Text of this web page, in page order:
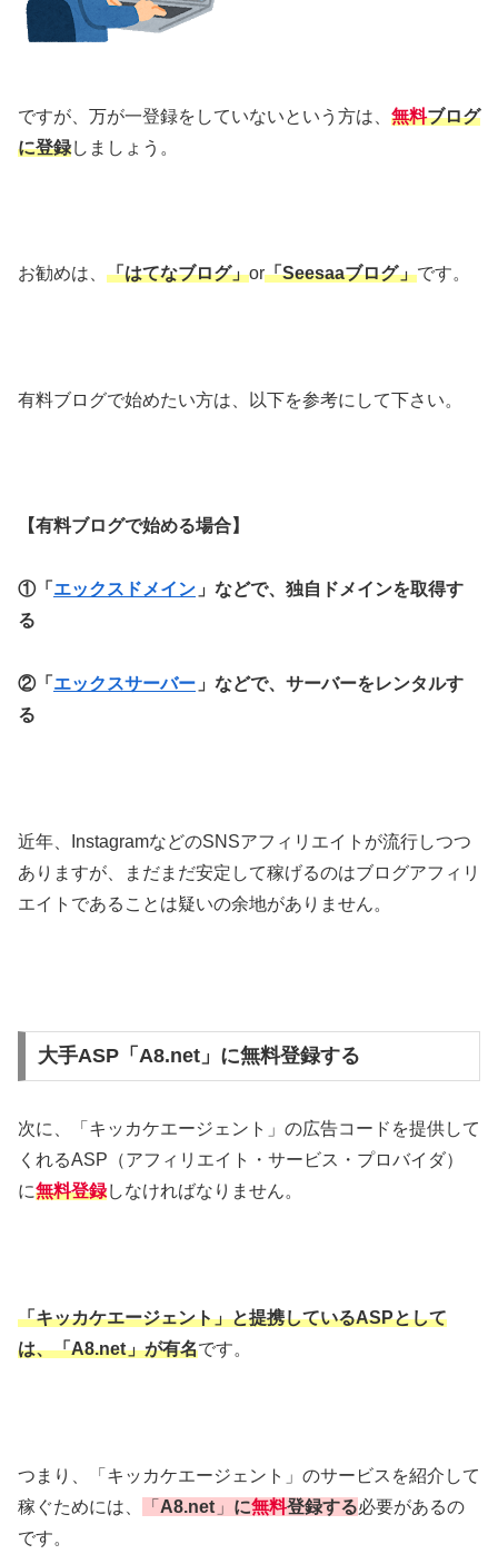
ですが、万が一登録をしていないという方は、 無料ブログ
に登録しましょう。
お勧めは、 「はてなブログ」or「Seesaaブログ」です。
有料ブログで始めたい方は、以下を参考にして下さい。
【有料ブログで始める場合】
①「 エックスドメイン 」などで、独自ドメインを取得す
る
②「 エックスサーバー 」などで、サーバーをレンタルす
る
近年、InstagramなどのSNSアフィリエイトが流行しつつ
ありますが、まだまだ安定して稼げるのはブログアフィリ
エイトであることは疑いの余地がありません。
大手ASP「A8.net」に無料登録する
次に、「キッカケエージェント」の広告コードを提供して
くれるASP（アフィリエイト・サービス・プロバイダ）
に無料登録しなければなりません。
「キッカケエージェント」と提携しているASPとして
は、「A8.net」が有名です。
つまり、「キッカケエージェント」のサービスを紹介して
稼ぐためには、
「 A8.net 」 に無料登録する必要があるの
です。